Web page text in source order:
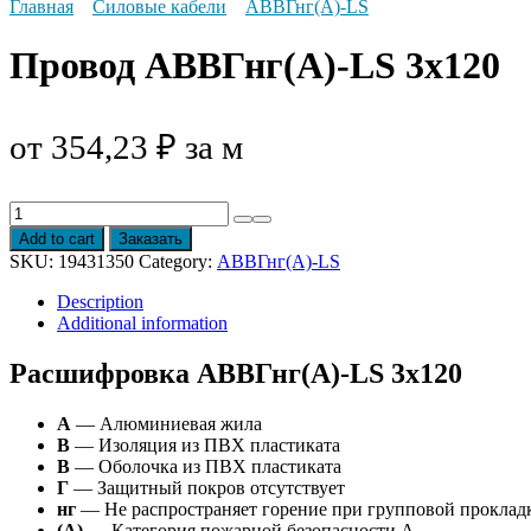
Главная Силовые кабели АВВГнг(А)-LS
Провод АВВГнг(А)-LS 3х120
от 354,23 ₽ за м
Провод
АВВГнг(А)-
LS
3х120
quantity
Add to cart Заказать
SKU: 19431350 Category: АВВГнг(А)-LS
Description
Additional information
Расшифровка АВВГнг(А)-LS 3х120
А — Алюминиевая жила
В — Изоляция из ПВХ пластиката
В — Оболочка из ПВХ пластиката
Г — Защитный покров отсутствует
нг — Не распространяет горение при групповой